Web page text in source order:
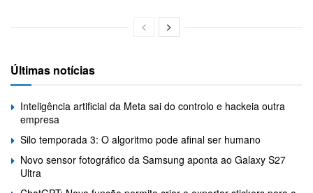
Últimas notícias
Inteligência artificial da Meta sai do controlo e hackeia outra
empresa
Silo temporada 3: O algoritmo pode afinal ser humano
Novo sensor fotográfico da Samsung aponta ao Galaxy S27
Ultra